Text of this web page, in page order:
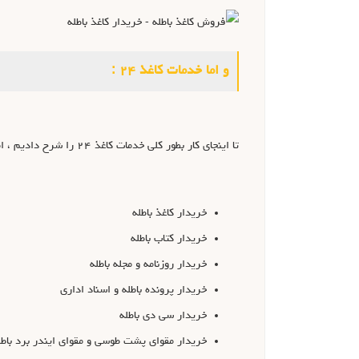
و اما خدمات کاغذ ۲۴ :
تا اینجای کار بطور کلی خدمات کاغذ ۲۴ را شرح دادیم ، اما برای واضح تر شدن هر چه بیشتر این خدمات یکبار بصورت خلاصه و تیتر وار خدمت شما خواننده محترم بیان می داریم :
خریدار کاغذ باطله
خریدار کتاب باطله
خریدار روزنامه و مجله باطله
خریدار پرونده باطله و اسناد اداری
خریدار سی دی باطله
خریدار مقوای پشت طوسی و مقوای ایندر برد